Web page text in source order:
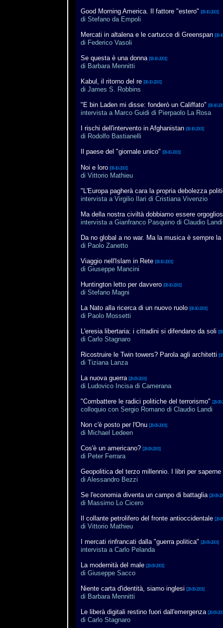
Good Morning America. Il fattore "estero" [08-10-2001]
di Stefano da Empoli
Mercati in altalena e le cartucce di Greenspan [08-
di Federico Vasoli
Se questa è una donna [08-10-2001]
di Barbara Mennitti
Kabul, il ritorno del re [08-10-2001]
di James S. Robbins
"E bin Laden mi disse: fonderò un Califfato" [08-10-
intervista a Marco Guidi di Pierpaolo La Rosa
I rischi dell'intervento in Afghanistan [08-10-2001]
di Rodolfo Bastianelli
Il paese del "giornale unico" [08-10-2001]
Noi e loro [08-10-2001]
di Vittorio Mathieu
"L'Europa pagherà cara la propria debolezza
intervista a Virgilio Ilari di Cristiana Vivenzio
Ma della nostra civiltà dobbiamo essere
intervista a Gianfranco Pasquino di Claudio Landi
Da no global a no war. Ma la musica è sempre
di Paolo Zanetto
Viaggio nell'Islam in Rete [08-10-2001]
di Giuseppe Mancini
Huntington letto per davvero [08-10-2001]
di Stefano Magni
La Nato alla ricerca di un nuovo ruolo [08-10-2001]
di Paolo Mossetti
L'eresia libertaria: i cittadini si difendano da soli
di Carlo Stagnaro
Ricostruire le Twin towers? Parola agli architetti
di Tiziana Lanza
La nuova guerra [28-09-2001]
di Ludovico Incisa di Camerana
"Combattere le radici politiche del terrorismo" [28-09-
colloquio con Sergio Romano di Claudio Landi
Non c'è posto per l'Onu [28-09-2001]
di Michael Ledeen
Cos'è un americano? [28-09-2001]
di Peter Ferrara
Geopolitica del terzo millennio. I libri per saperne
di Alessandro Bezzi
Se l'economia diventa un campo di battaglia [28-09-
di Massimo Lo Cicero
Il collante petrolifero del fronte antioccidentale [28-
di Vittorio Mathieu
I mercati rinfrancati dalla "guerra politica" [28-09-2001]
intervista a Carlo Pelanda
La modernità del male [28-09-2001]
di Giuseppe Sacco
Niente carta d'identità, siamo inglesi [28-09-2001]
di Barbara Mennitti
Le liberà digitali restino fuori dall'emergenza [28-09-
di Carlo Stagnaro